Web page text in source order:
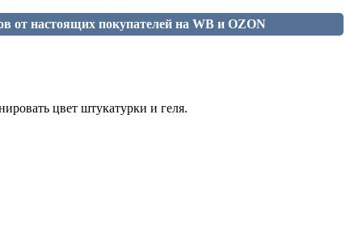
от настоящих покупателей на WB и OZON
цвет штукатурки и геля.